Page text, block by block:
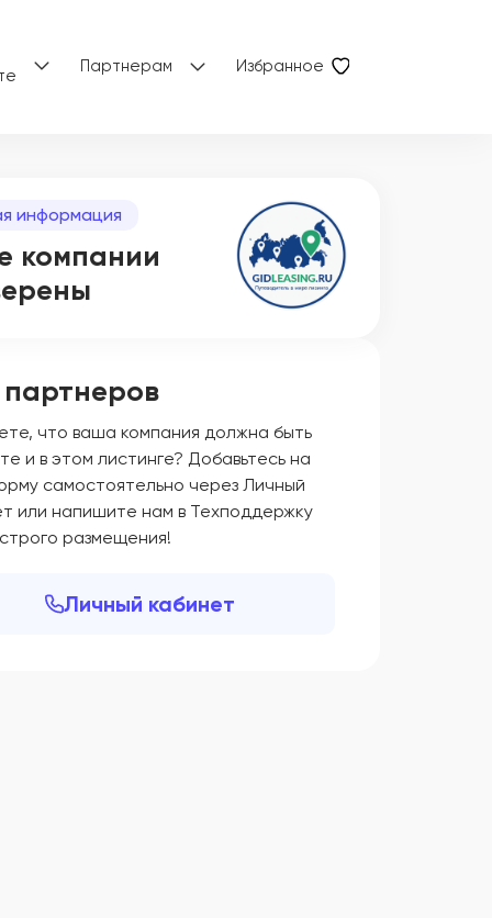
Партнерам Избранное
информация
компании
что ваша компания должна быть
и в этом листинге? Добавьтесь на
самостоятельно через Личный
или напишите нам в Техподдержку
размещения!
Личный кабинет